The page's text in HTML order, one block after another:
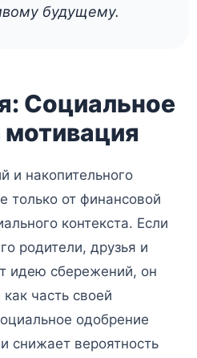
будущему.
Социальное
и накопительного
только от финансовой
контекста. Если
родители, друзья и
идею сбережений, он
часть своей
одобрение
снижает вероятность